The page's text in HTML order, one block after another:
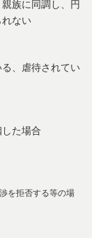
族に同調し、円
ない
、虐待されてい
た場合
を拒否する等の場